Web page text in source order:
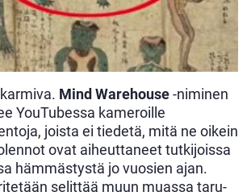
Mind Warehouse-niminen
YouTubessa kameroille
joista ei tiedetä, mitä ne oikein
ovat aiheuttaneet tutkijoissa
hämmästystä jo vuosien ajan.
selittää muun muassa taru-